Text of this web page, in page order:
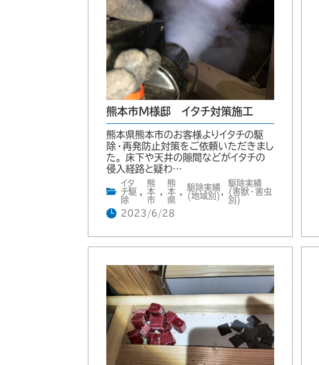
熊本市M様邸 イタチ対策施工
熊本県熊本市のお客様よりイタチの駆
除・再発防止対策をご依頼いただきまし
た。 床下や天井の隙間などがイタチの
侵入経路と疑わ…
イタ
チ駆
除
,
熊
本
市
,
熊
本
県
,
駆除実績
(地域別) ,
駆除実績
(害獣・害虫
別)
2023/6/28